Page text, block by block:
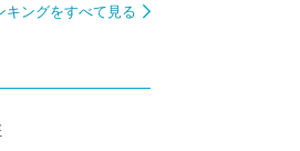
キングをすべて見る